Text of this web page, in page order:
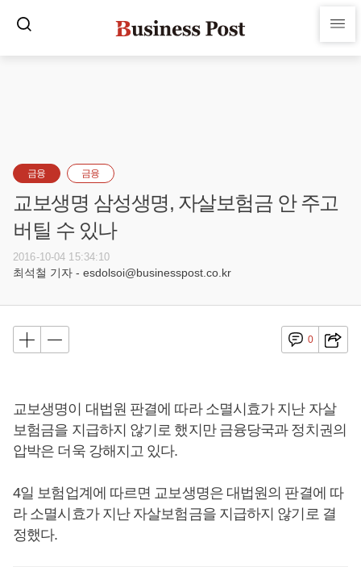
금융 금융
교보생명 삼성생명, 자살보험금 안 주고
버틸 수 있나
2016-10-04 15:34:10
최석철 기자 - esdolsoi@businesspost.co.kr
0
교보생명이 대법원 판결에 따라 소멸시효가 지난 자살
보험금을 지급하지 않기로 했지만 금융당국과 정치권의
압박은 더욱 강해지고 있다.
4일 보험업계에 따르면 교보생명은 대법원의 판결에 따
라 소멸시효가 지난 자살보험금을 지급하지 않기로 결
정했다.